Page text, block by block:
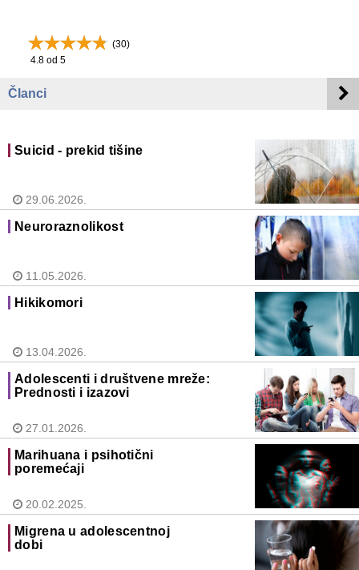
(30)
4.8 od 5
Članci
Suicid - prekid tišine
29.06.2026.
Neuroraznolikost
11.05.2026.
Hikikomori
13.04.2026.
Adolescenti i društvene mreže:
Prednosti i izazovi
27.01.2026.
Marihuana i psihotični
poremećaji
20.02.2025.
Migrena u adolescentnoj
dobi